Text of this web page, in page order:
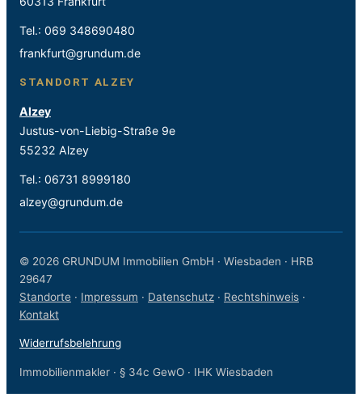
Tel.: 069 348690480
frankfurt@grundum.de
STANDORT ALZEY
Alzey
Justus-von-Liebig-Straße 9e
55232 Alzey
Tel.: 06731 8999180
alzey@grundum.de
© 2026 GRUNDUM Immobilien GmbH · Wiesbaden · HRB
29647
Standorte · Impressum · Datenschutz · Rechtshinweis ·
Kontakt
Widerrufsbelehrung
Immobilienmakler · § 34c GewO · IHK Wiesbaden